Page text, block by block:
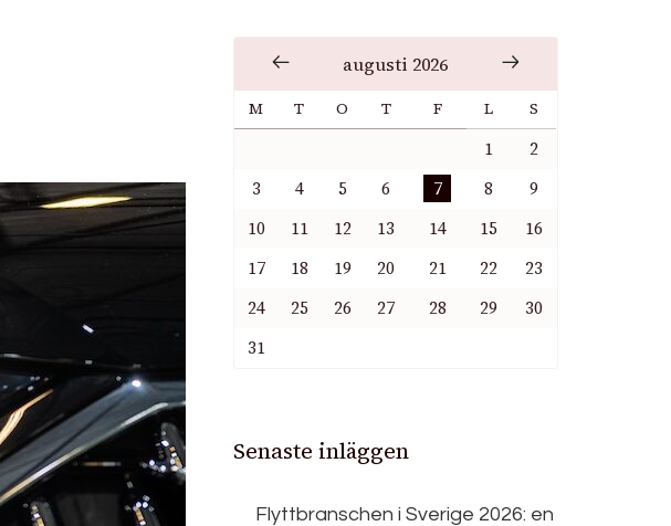
augusti 2026
M T O T F L S
1
2
3
4 5 6 7 8
9
10
11 12 13 14 15
16
17
18 19 20 21 22
23
24
25 26 27 28 29
30
31
Senaste inläggen
Flyttbranschen i Sverige 2026: en